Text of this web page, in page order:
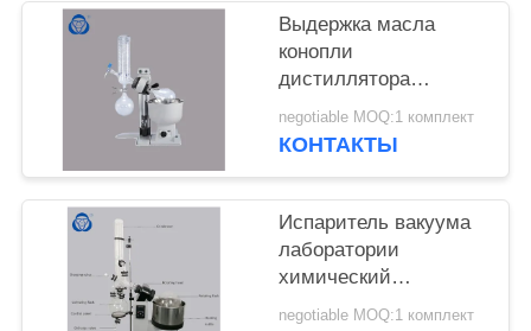
Выдержка масла
конопли
дистиллятора
эфирного масла
роторного испарителя
negotiable MOQ:1 комплект
КОНТАКТЫ
Испаритель вакуума
лаборатории
химический
роторный, роторный
negotiable MOQ:1 комплект